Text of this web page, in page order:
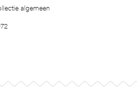
algemeen